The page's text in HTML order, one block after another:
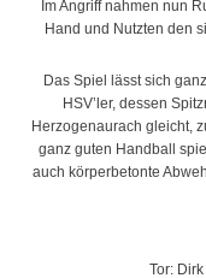
Im Angriff nahmen nun
Hand und Nutzten den
Das Spiel lässt sich
HSV’ler, dessen
Herzogenaurach gleicht,
ganz guten Handball
auch körperbetonte
Tor: